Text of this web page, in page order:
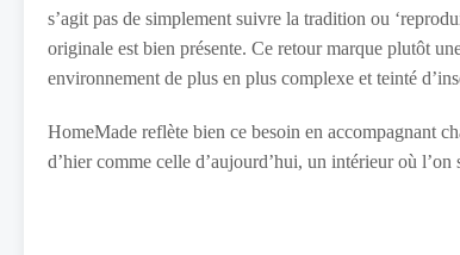
s’agit pas de simplement suivre la tradition ou
originale est bien présente. Ce retour marque plutôt
environnement de plus en plus complexe et teinté
HomeMade reflète bien ce besoin en accompagnant
d’hier comme celle d’aujourd’hui, un intérieur où l’on